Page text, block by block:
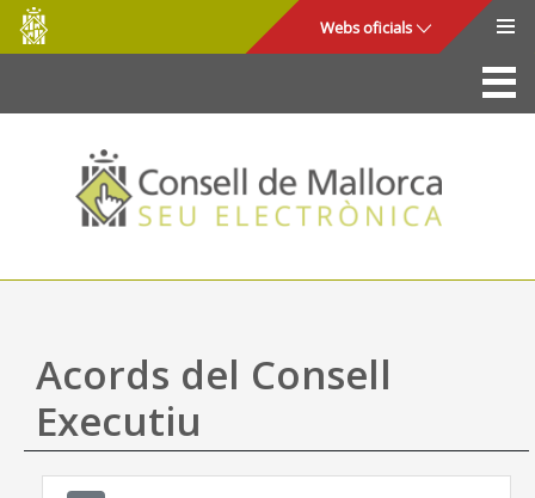
Salta al contingut principal
Consell
de
Mallorca
Webs oficials
La Seu
Consell de Mallorca
Accés i seguretat
Utilitats
Ajuda
Acords del Consell
Executiu